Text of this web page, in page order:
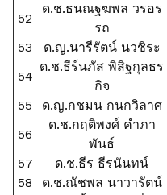
52
ด.ช.ธนณฐฆพล วรอร
รถ
53
ด.ญ.นารีรัตน์ นวชิระ
54
ด.ช.ธีร์นภัส พิสิฐกุลธร
กิจ
55
ด.ญ.กชมน กนกวิลาศ
56
ด.ช.กฤติพงศ์ คำภา
พันธ์
57
ด.ช.ธีร ธีรนันทน์
58
ด.ช.ณัชพล นาวารัตน์